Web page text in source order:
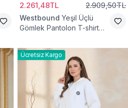
2.261,48TL 2.909,50TL
Westbound Yeşil Üçlü
Gömlek Pantolon T-shirt
Ücretsiz Kargo